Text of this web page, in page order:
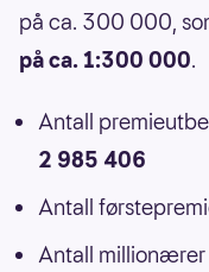
på ca. 300 000,
på ca. 1:300 000.
Antall
2 985 406
Antall
Antall